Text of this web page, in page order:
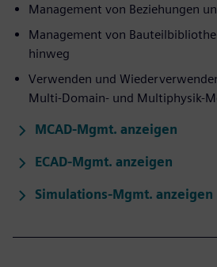
Management von Beziehungen
Management von
hinweg
Verwenden und
Multi-Domain- und Multiphysik-
MCAD-Mgmt. anzeigen
ECAD-Mgmt. anzeigen
Simulations-Mgmt. anzeigen